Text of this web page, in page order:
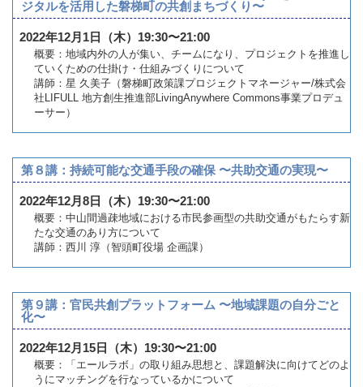
ジタルを活用した磐梯町の共創まちづくり〜
2022年12月1日（木）19:30〜21:00
概要：地域内外の人が集い、チームになり、プロジェクトを推進し
ていくための仕掛け・仕組みづくりについて
講師：星 久美子（磐梯町政策課プロジェクトマネージャー/株式会
社LIFULL 地方創生推進部LivingAnywhere Commons事業プロデュ
ーサー）
第８講：持続可能な交通手段の確保 〜共助交通の実現〜
2022年12月8日（木）19:30〜21:00
概要：中山間過疎地域における市民参画型の共助交通がもたらす新
たな交通のあり方について
講師：西川 淳（智頭町役場 企画課）
第９講：官民共創プラットフォーム 〜地域課題の自分ごと
化〜
2022年12月15日（木）19:30〜21:00
概要：「エールラボ」の取り組み思想と、課題解決に向けてどのよ
うにマッチングを行なっているかについて